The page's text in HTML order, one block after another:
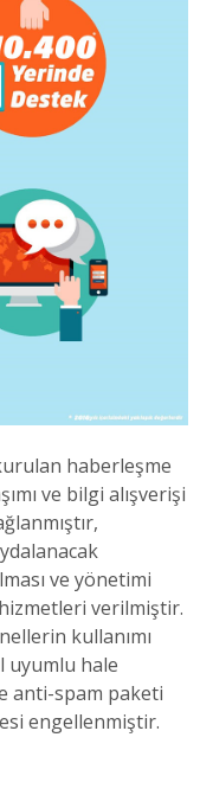
haberleşme
ve bilgi alışverişi
ve yönetimi
verilmiştir.
kullanımı
uyumlu hale
anti-spam paketi
engellenmiştir.